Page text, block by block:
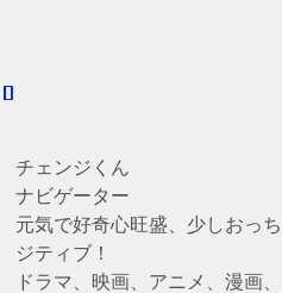
チェンジくん
ナビゲーター
元気で好奇心旺盛、少しおっ
ジティブ！
ドラマ、映画、アニメ、漫画